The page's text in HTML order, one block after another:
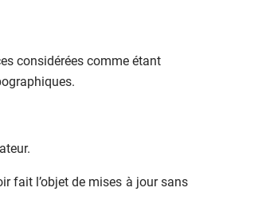
considérées comme étant
fait l’objet de mises à jour sans